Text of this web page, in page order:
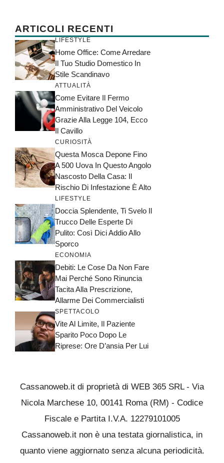
ARTICOLI RECENTI
LIFESTYLE
Home Office: Come Arredare
Il Tuo Studio Domestico In
Stile Scandinavo
ATTUALITÀ
Come Evitare Il Fermo
Amministrativo Del Veicolo
Grazie Alla Legge 104, Ecco
Il Cavillo
CURIOSITÀ
Questa Mosca Depone Fino
A 500 Uova In Questo Angolo
Nascosto Della Casa: Il
Rischio Di Infestazione È Alto
LIFESTYLE
Doccia Splendente, Ti Svelo Il
Trucco Delle Esperte Di
Pulito: Così Dici Addio Allo
Sporco
ECONOMIA
Debiti: Le Cose Da Non Fare
Mai Perché Sono Rinuncia
Tacita Alla Prescrizione,
Allarme Dei Commercialisti
SPETTACOLO
Vite Al Limite, Il Paziente
Sparito Poco Dopo Le
Riprese: Ore D’ansia Per Lui
Cassanoweb.it di proprietà di WEB 365 SRL - Via
Nicola Marchese 10, 00141 Roma (RM) - Codice
Fiscale e Partita I.V.A. 12279101005
Cassanoweb.it non è una testata giornalistica, in
quanto viene aggiornato senza alcuna periodicità.